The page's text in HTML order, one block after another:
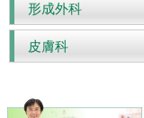
形成外科
皮膚科